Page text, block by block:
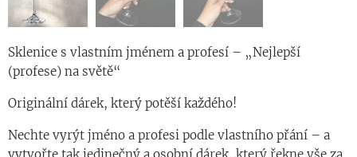
Sklenice s vlastním jménem a profesí – „Nejlepší
(profese) na světě“
Originální dárek, který potěší každého!
Nechte vyrýt jméno a profesi podle vlastního přání – a